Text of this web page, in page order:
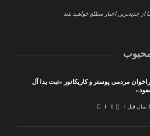
از جدیدترین اخبار مطلع خواهید شد
مردمی پوستر و کاریکاتور «تبت یدا آل
0